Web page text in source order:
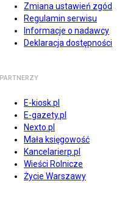
Zmiana ustawień zgód
Regulamin serwisu
Informacje o nadawcy
Deklaracja dostępności
PARTNERZY
E-kiosk.pl
E-gazety.pl
Nexto.pl
Mała księgowość
Kancelarierp.pl
Wieści Rolnicze
Życie Warszawy